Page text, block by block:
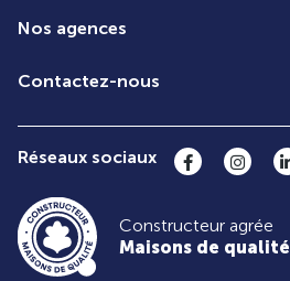
Nos agences
Contactez-nous
Réseaux sociaux
Constructeur agrée
Maisons de qualité